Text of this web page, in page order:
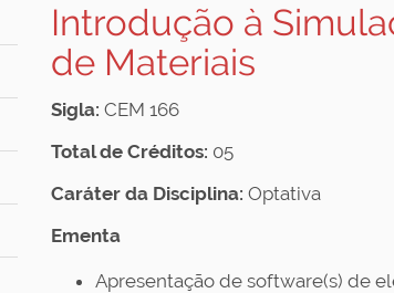
Introdução à
de Materiais
Sigla: CEM 166
Total de Créditos: 05
Caráter da Disciplina: Optativa
Ementa
Apresentação de software(s) de